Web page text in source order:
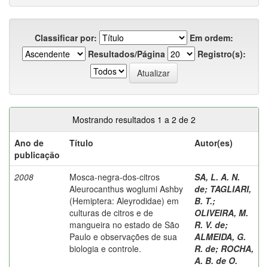
Classificar por:
Em ordem:
Resultados/Página
Registro(s):
Mostrando resultados 1 a 2 de 2
Ano de
publicação
Título Autor(es)
2008
Mosca-negra-dos-citros
Aleurocanthus woglumi Ashby
(Hemiptera: Aleyrodidae) em
culturas de citros e de
mangueira no estado de São
Paulo e observações de sua
biologia e controle.
SA, L. A. N.
de; TAGLIARI,
B. T.;
OLIVEIRA, M.
R. V. de;
ALMEIDA, G.
R. de; ROCHA,
A. B. de O.